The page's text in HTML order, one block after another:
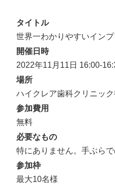
タイトル
世界一わかりやすいイン
開催日時
2022年11月11日 16:00-
場所
ハイクレア歯科クリニッ
参加費用
無料
必要なもの
特にありません。手ぶら
参加枠
最大10名様